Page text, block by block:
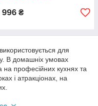
996 ₴
для
В домашніх умовах
на професійних кухнях та
і атракціонах, на